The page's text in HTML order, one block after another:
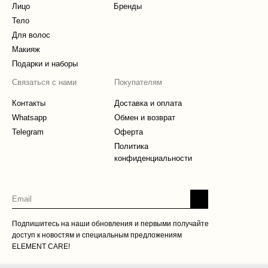
Лицо
Тело
Для волос
Макияж
Подарки и наборы
Бренды
Покупателям
Доставка и оплата
Обмен и возврат
Оферта
Политика
конфиденциальности
Связаться с нами
Контакты
Whatsapp
Telegram
Подпишитесь на наши обновления и первыми получайте
доступ к новостям и специальным предложениям
ELEMENT CARE!